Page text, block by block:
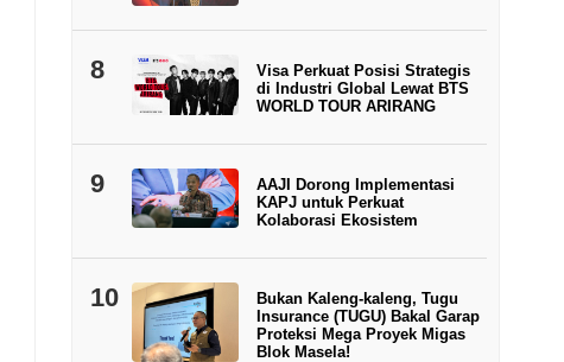
8
Visa Perkuat Posisi Strategis
di Industri Global Lewat BTS
WORLD TOUR ARIRANG
9
AAJI Dorong Implementasi
KAPJ untuk Perkuat
Kolaborasi Ekosistem
10
Bukan Kaleng-kaleng, Tugu
Insurance (TUGU) Bakal Garap
Proteksi Mega Proyek Migas
Blok Masela!